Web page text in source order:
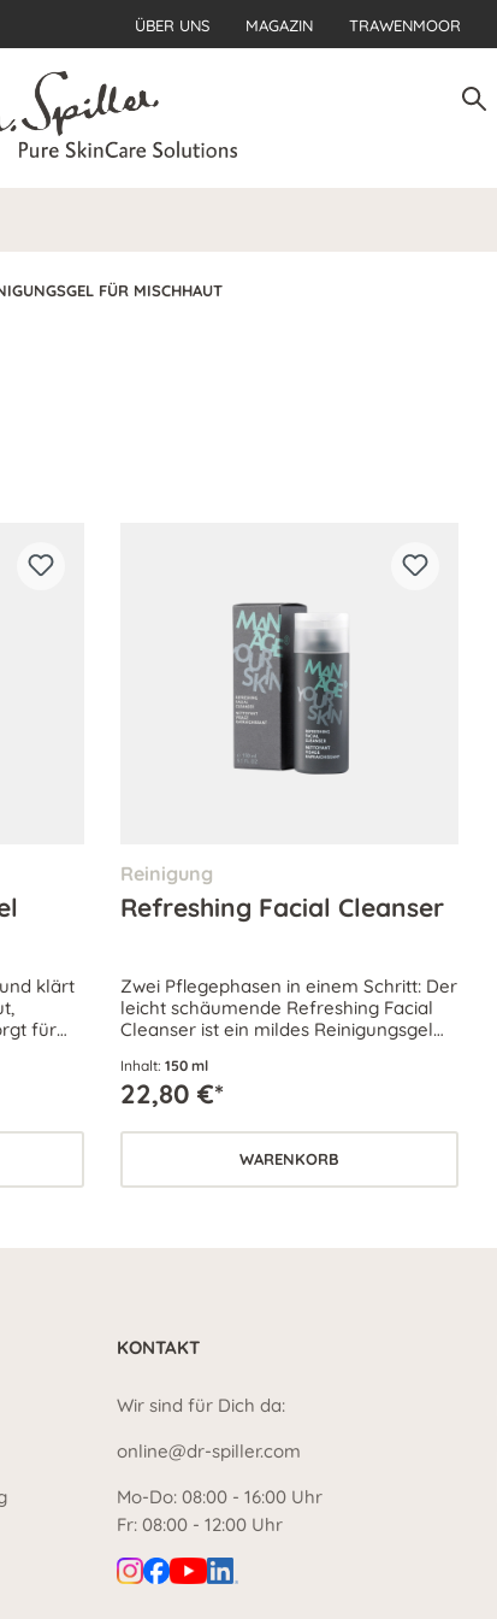
ÜBER UNS MAGAZIN TRAWENMOOR
FÜR MISCHHAUT
klärt
für
Reinigung
Refreshing Facial Cleanser
Zwei Pflegephasen in einem Schritt: Der
leicht schäumende Refreshing Facial
Cleanser ist ein mildes Reinigungsgel
Frischekick.
Inhalt:150 ml
22,80 €*
WARENKORB
KONTAKT
Wir sind für Dich da:
online@dr-spiller.com
Mo-Do: 08:00 - 16:00 Uhr
Fr: 08:00 - 12:00 Uhr